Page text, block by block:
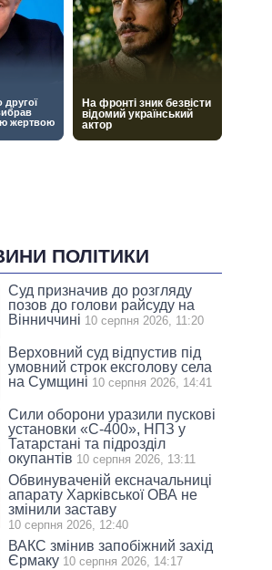
ПОЛІТИКИ
Суд призначив до розгляду
позов до голови райсуду на
Вінниччині 10 серпня 2026, 11:20
Верховний суд відпустив під
умовний строк ексголову села
на Сумщині 10 серпня 2026, 14:41
Сили оборони уразили пускові
установки «С-400», НПЗ у
Татарстані та підрозділ
окупантів 10 серпня 2026, 13:11
Обвинуваченій ексначальниці
апарату Харківської ОВА не
змінили заставу
10 серпня 2026, 12:40
ВАКС змінив запобіжний захід
Єрмаку 10 серпня 2026, 14:17